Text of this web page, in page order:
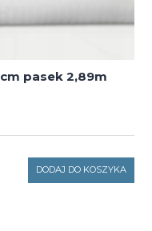
pasek 2,89m
DODAJ DO KOSZYKA